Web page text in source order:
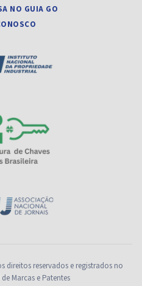
NO GUIA GO
direitos reservados e registrados no
Marcas e Patentes